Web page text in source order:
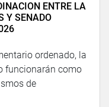
ENTRE LA
Y SENADO
ordenado, la
funcionarán como
de